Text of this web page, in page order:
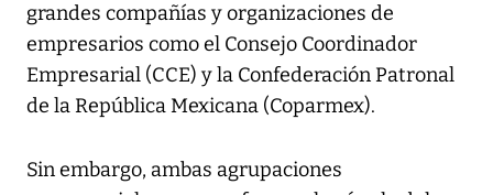
grandes compañías y organizaciones de
empresarios como el Consejo Coordinador
Empresarial (CCE) y la Confederación Patronal
de la República Mexicana (Coparmex).
Sin embargo, ambas agrupaciones